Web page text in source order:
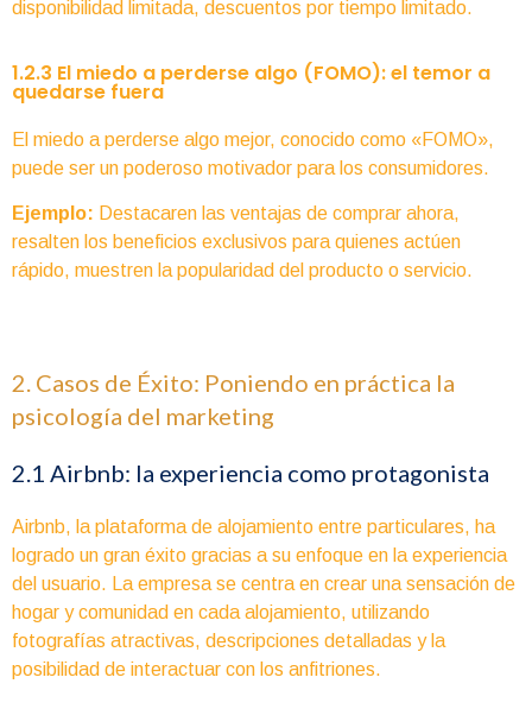
disponibilidad limitada, descuentos por tiempo limitado.
1.2.3 El miedo a perderse algo (FOMO): el temor a
quedarse fuera
El miedo a perderse algo mejor, conocido como «FOMO»,
puede ser un poderoso motivador para los consumidores.
Ejemplo: Destacaren las ventajas de comprar ahora,
resalten los beneficios exclusivos para quienes actúen
rápido, muestren la popularidad del producto o servicio.
2. Casos de Éxito: Poniendo en práctica la
psicología del marketing
2.1 Airbnb: la experiencia como protagonista
Airbnb, la plataforma de alojamiento entre particulares, ha
logrado un gran éxito gracias a su enfoque en la experiencia
del usuario. La empresa se centra en crear una sensación de
hogar y comunidad en cada alojamiento, utilizando
fotografías atractivas, descripciones detalladas y la
posibilidad de interactuar con los anfitriones.